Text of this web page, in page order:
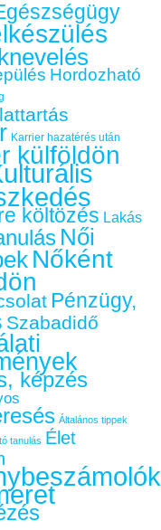
Hordozható
Karrier hazatérés után
külföldön
költözés Lakás
Női
Nőként
Pénzügy,
Szabadidő
képzés
Általános tippek
tanulás Élet